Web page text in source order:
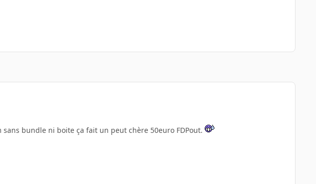
bundle ni boite ça fait un peut chère 50euro FDPout.